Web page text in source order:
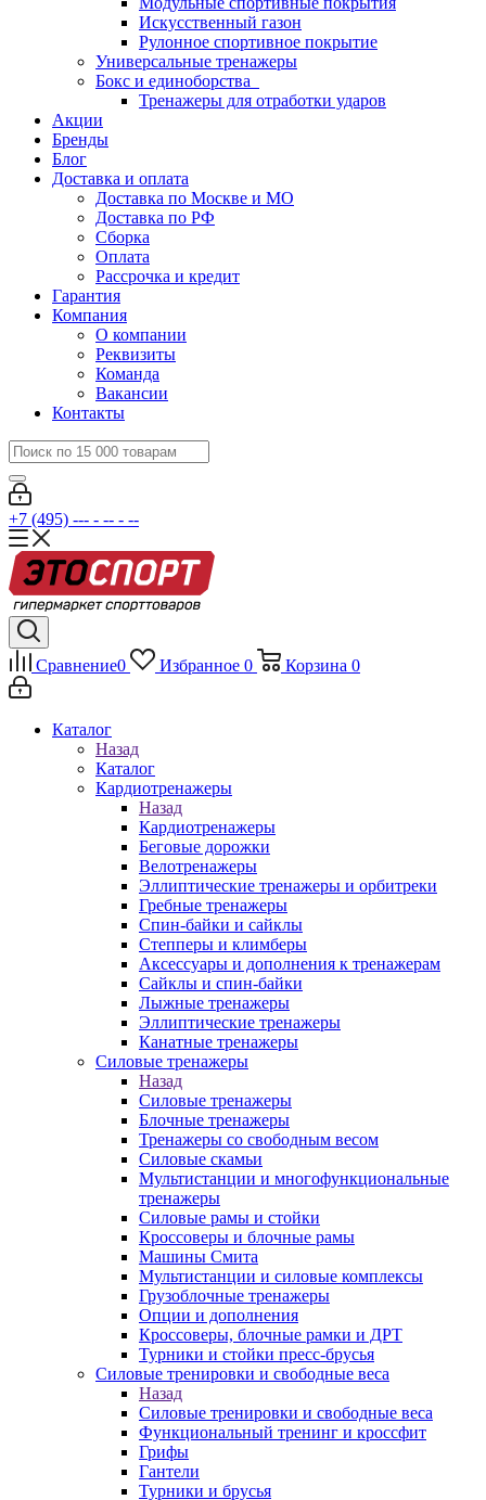
Искусственный газон
Рулонное спортивное покрытие
Универсальные тренажеры
Бокс и единоборства
Тренажеры для отработки ударов
Акции
Бренды
Блог
Доставка и оплата
Доставка по Москве и МО
Доставка по РФ
Сборка
Оплата
Рассрочка и кредит
Гарантия
Компания
О компании
Реквизиты
Команда
Вакансии
Контакты
+7 (495) --- - -- - --
Сравнение0 Избранное 0 Корзина 0
Каталог
Назад
Каталог
Кардиотренажеры
Назад
Кардиотренажеры
Беговые дорожки
Велотренажеры
Эллиптические тренажеры и орбитреки
Гребные тренажеры
Спин-байки и сайклы
Степперы и климберы
Аксессуары и дополнения к тренажерам
Сайклы и спин-байки
Лыжные тренажеры
Эллиптические тренажеры
Канатные тренажеры
Силовые тренажеры
Назад
Силовые тренажеры
Блочные тренажеры
Тренажеры со свободным весом
Силовые скамьи
Мультистанции и многофункциональные
тренажеры
Силовые рамы и стойки
Кроссоверы и блочные рамы
Машины Смита
Мультистанции и силовые комплексы
Грузоблочные тренажеры
Опции и дополнения
Кроссоверы, блочные рамки и ДРТ
Турники и стойки пресс-брусья
Силовые тренировки и свободные веса
Назад
Силовые тренировки и свободные веса
Функциональный тренинг и кроссфит
Грифы
Гантели
Турники и брусья